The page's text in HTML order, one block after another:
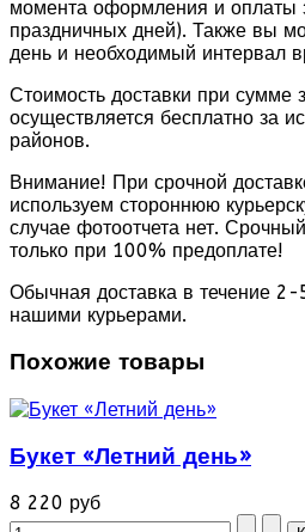
момента оформления и оплаты
праздничных дней). Также вы
день и необходимый интервал
Стоимость доставки при сумме
осуществляется бесплатно за
районов.
Внимание! При срочной
используем стороннюю
случае фотоотчета нет.
только при 100% предоплате!
Обычная доставка в течение 2-
нашими курьерами.
Похожие товары
Букет «Летний день»
8 220 руб